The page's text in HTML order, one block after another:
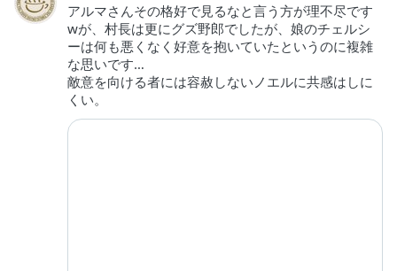
アルマさんその格好で見るなと言う方が理不尽です
wが、村長は更にグズ野郎でしたが、娘のチェルシ
ーは何も悪くなく好意を抱いていたというのに複雑
な思いです…
敵意を向ける者には容赦しないノエルに共感はしに
くい。